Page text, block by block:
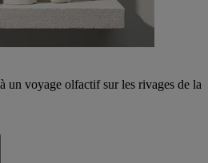
un voyage olfactif sur les rivages de la